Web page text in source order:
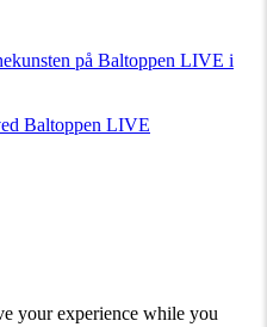
på Baltoppen LIVE i
Baltoppen LIVE
your experience while you